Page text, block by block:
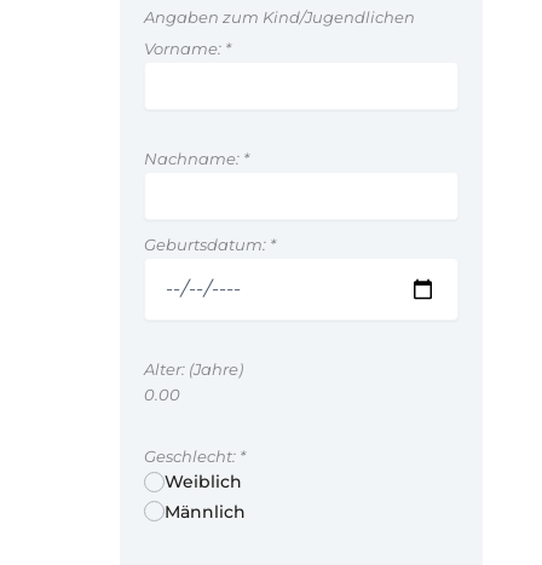
Angaben zum Kind/Jugendlichen
Vorname: *
Nachname: *
Geburtsdatum: *
Alter: (Jahre)
0.00
Geschlecht: *
Weiblich
Männlich